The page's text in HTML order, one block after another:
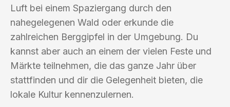
Luft bei einem Spaziergang durch den
nahegelegenen Wald oder erkunde die
zahlreichen Berggipfel in der Umgebung. Du
kannst aber auch an einem der vielen Feste und
Märkte teilnehmen, die das ganze Jahr über
stattfinden und dir die Gelegenheit bieten, die
lokale Kultur kennenzulernen.